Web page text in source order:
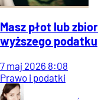
Masz płot lub
wyższego podatku
7 maj 2026 8:08
Prawo i podatki